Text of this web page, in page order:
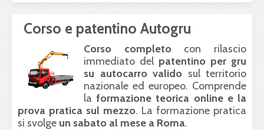
Corso e patentino Autogru
Corso completocon rilascio
immediato del patentino per gru
su autocarro valido sul territorio
nazionale ed europeo. Comprende
laformazione teorica online e la
prova pratica sul mezzo. La formazione pratica
si svolge un sabato al mese a Roma.